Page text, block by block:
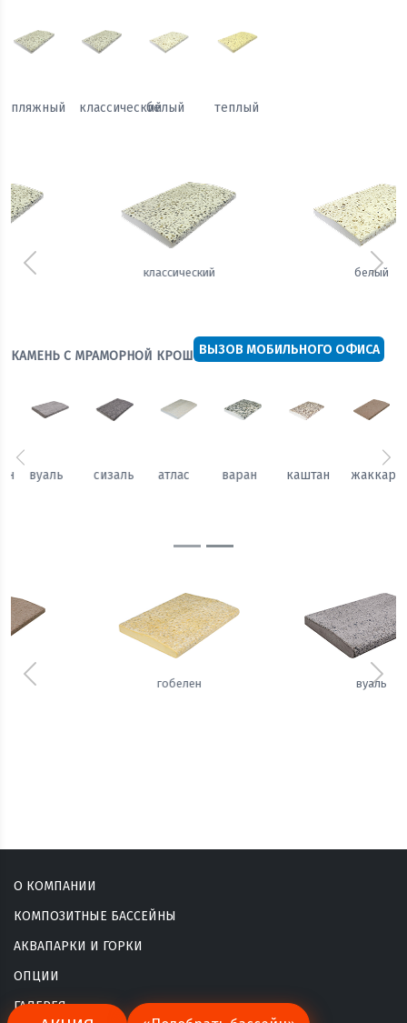
пляжный классическийбелый теплый
Предыдущий
КАМЕНЬ С МРАМОРНОЙ КРОШКОЙ "MARBLE CRUMB"
каштан жаккард гобелен вуаль сизаль атлас
Предыдущий
Предыдущий
О КОМПАНИИ
КОМПОЗИТНЫЕ БАССЕЙНЫ
АКВАПАРКИ И ГОРКИ
ОПЦИИ
ГАЛЕРЕЯ
ВЫЗОВ МОБИЛЬНОГО ОФИСА